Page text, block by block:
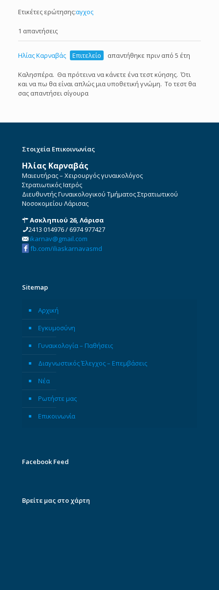
Ετικέτες ερώτησης:αγχος
1 απαντήσεις
Ηλίας Καρναβάς Επιτελείο απαντήθηκε πριν από 5 έτη
Καλησπέρα. Θα πρότεινα να κάνετε ένα τεστ κύησης. Ότι
και να πω θα είναι απλώς μια υποθετική γνώμη. Το τεστ θα
σας απαντήσει σίγουρα
Στοιχεία Επικοινωνίας
Ηλίας Καρναβάς
Μαιευτήρας – Χειρουργός γυναικολόγος
Στρατιωτικός Ιατρός
Διευθυντής Γυναικολογικού Τμήματος Στρατιωτικού
Νοσοκομείου Λάρισας
Ασκληπιού 26, Λάρισα
2413 014976/6974 977427
ikarnav@gmail.com
fb.com/iliaskarnavasmd
Sitemap
Αρχική
Εγκυμοσύνη
Γυναικολογία – Παθήσεις
Διαγνωστικός Έλεγχος – Επεμβάσεις
Νέα
Ρωτήστε μας
Επικοινωνία
Facebook Feed
Βρείτε μας στο χάρτη